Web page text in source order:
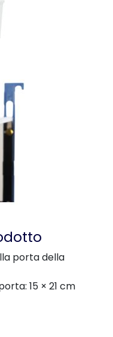
porta della
15 × 21 cm